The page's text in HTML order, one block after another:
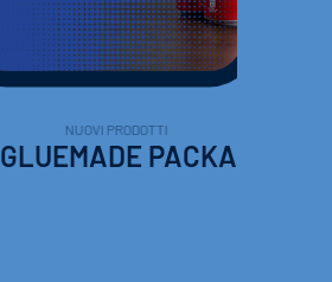
NUOVI PRODOTTI
PACKAGING